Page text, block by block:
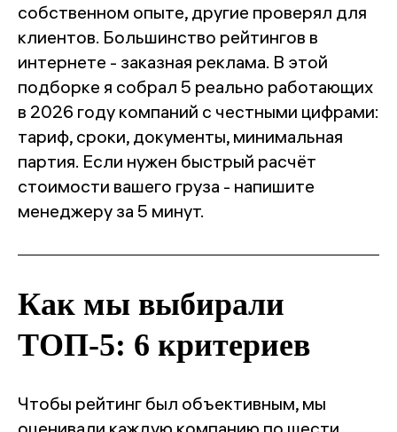
собственном опыте, другие проверял для
клиентов. Большинство рейтингов в
интернете - заказная реклама. В этой
подборке я собрал 5 реально работающих
в 2026 году компаний с честными цифрами:
тариф, сроки, документы, минимальная
партия. Если нужен быстрый расчёт
стоимости вашего груза - напишите
менеджеру за 5 минут.
Как мы выбирали
ТОП-5: 6 критериев
Чтобы рейтинг был объективным, мы